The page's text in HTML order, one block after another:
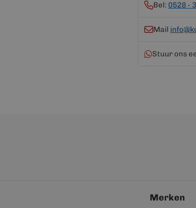
Bel: 0528 -
Mail
Stuur ons
Merken